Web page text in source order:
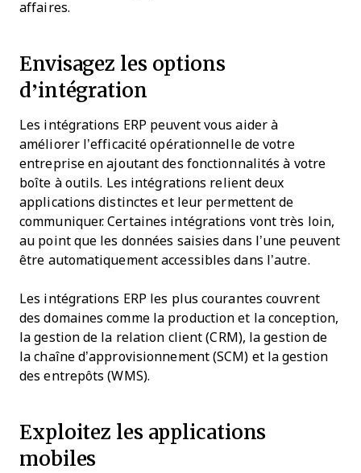
affaires.
Envisagez les options
d’intégration
Les intégrations ERP peuvent vous aider à
améliorer l’efficacité opérationnelle de votre
entreprise en ajoutant des fonctionnalités à votre
boîte à outils. Les intégrations relient deux
applications distinctes et leur permettent de
communiquer. Certaines intégrations vont très loin,
au point que les données saisies dans l’une peuvent
être automatiquement accessibles dans l’autre.
Les intégrations ERP les plus courantes couvrent
des domaines comme la production et la conception,
la gestion de la relation client (CRM), la gestion de
la chaîne d’approvisionnement (SCM) et la gestion
des entrepôts (WMS).
Exploitez les applications
mobiles